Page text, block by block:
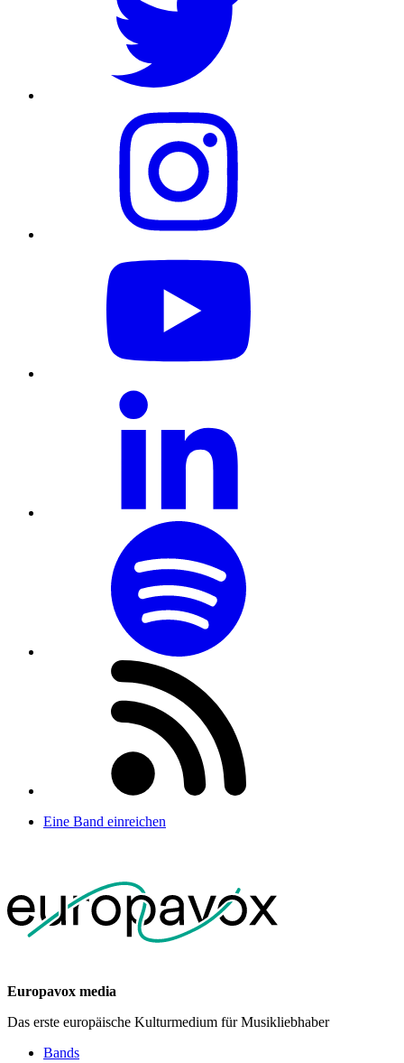
Eine Band einreichen
Europavox media
Das erste europäische Kulturmedium für Musikliebhaber
Bands